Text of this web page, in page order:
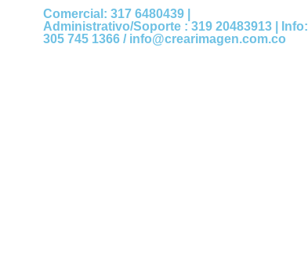
Comercial: 317 6480439 |
Administrativo/Soporte : 319 20483913 | Info:
305 745 1366 / info@crearimagen.com.co